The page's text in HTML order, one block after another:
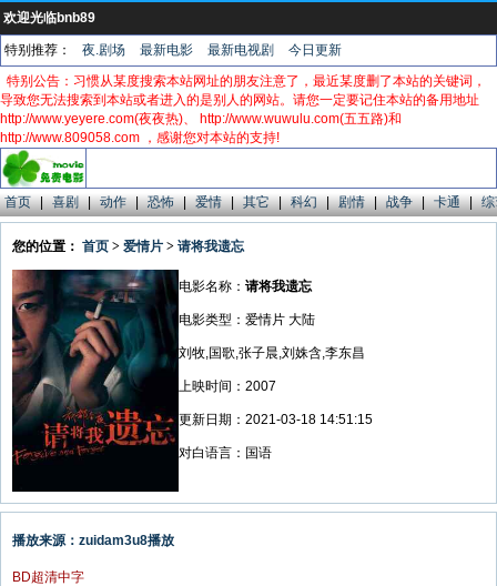
欢迎光临bnb89
特别推荐： 夜.剧场 最新电影 最新电视剧
今日更新
特别公告：习惯从某度搜索本站网址的朋友注意了，最近某度删了本站的关键词，
导致您无法搜索到本站或者进入的是别人的网站。请您一定要记住本站的备用地址
http://www.yeyere.com(夜夜热)、 http://www.wuwulu.com(五五路)和
http://www.809058.com ，感谢您对本站的支持!
首页 | 喜剧 | 动作 | 恐怖 | 爱情 | 其它 | 科幻 | 剧情 | 战争 | 卡通 |
您的位置： 首页 > 爱情片 > 请将我遗忘
电影名称： 请将我遗忘
电影类型：爱情片 大陆
刘牧,国歌,张子晨,刘姝含,李东昌
上映时间：2007
更新日期：2021-03-18 14:51:15
对白语言：国语
播放来源：zuidam3u8播放
BD超清中字